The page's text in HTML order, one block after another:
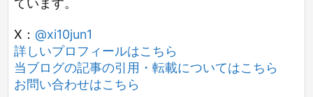
ています。
X： @xi10jun1
詳しいプロフィールはこちら
当ブログの記事の引用・転載についてはこちら
お問い合わせはこちら